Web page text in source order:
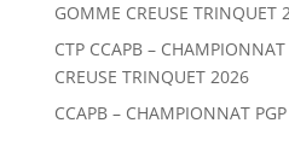
GOMME CREUSE TRINQUET
CTP CCAPB –
CREUSE TRINQUET 2026
CCAPB – CHAMPIONNAT